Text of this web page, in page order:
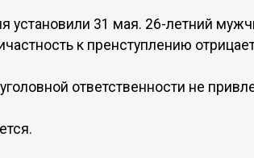
установили 31 мая. 26-летний
к пренступлению
ответственности не